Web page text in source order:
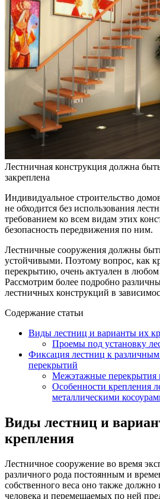
Лестничная конструкция должна
закреплена
Индивидуальное строительство
не обходится без использования
требованием ко всем видам этих
безопасность передвижения по ним.
Лестничные сооружения должны
устойчивыми. Поэтому вопрос, как
перекрытию, очень актуален в
Рассмотрим более подробно
лестничных конструкций в
Содержание статьи
Виды лестниц и варианты их
Проемы под установку
Фиксация лестниц к
перекрытий
Межэтажные перекрытия
Особенности крепления
металлическими
Виды лестниц и
крепления
Лестничное сооружение во время
различного рода постоянным и
собственного веса оно также должно
человека и перемещаемых по ней